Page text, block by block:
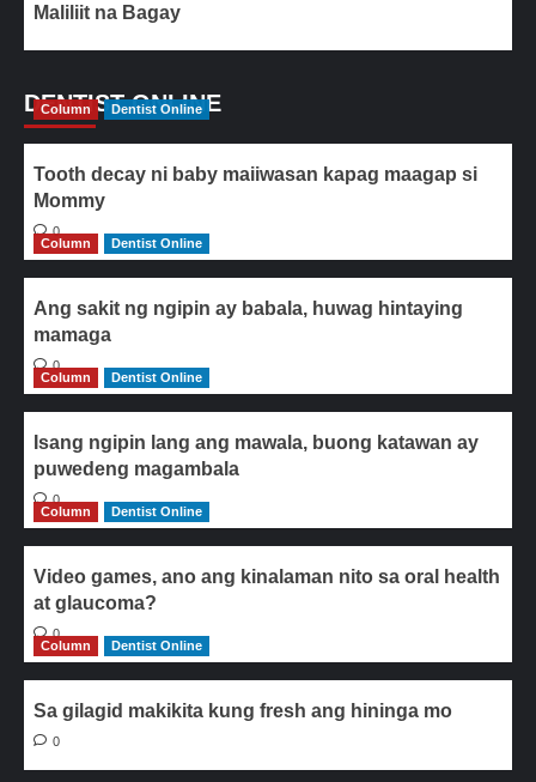
Maliliit na Bagay
DENTIST ONLINE
Column Dentist Online
Tooth decay ni baby maiiwasan kapag maagap si
Mommy
0
Column
Dentist Online
Ang sakit ng ngipin ay babala, huwag hintaying
mamaga
0
Column
Dentist Online
Isang ngipin lang ang mawala, buong katawan ay
puwedeng magambala
0
Column
Dentist Online
Video games, ano ang kinalaman nito sa oral health
at glaucoma?
0
Column
Dentist Online
Sa gilagid makikita kung fresh ang hininga mo
0